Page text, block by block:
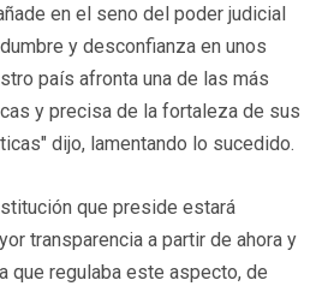
en el seno del poder judicial
y desconfianza en unos
país afronta una de las más
y precisa de la fortaleza de sus
dijo, lamentando lo sucedido.
que preside estará
transparencia a partir de ahora y
que regulaba este aspecto, de